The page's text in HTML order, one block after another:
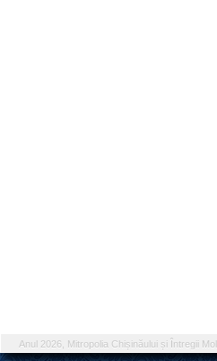
Anul 2026, Mitropolia Chișinăului și Întregii